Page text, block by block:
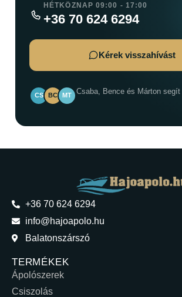
HÉTKÖZNAP 09:00 - 17:00
+36 70 624 6294
Kérek visszahívást
CS BC MT Csaba, Bence és Márton segít
+36 70 624 6294
info@hajoapolo.hu
Balatonszárszó
TERMÉKEK
Ápolószerek
Csiszolás